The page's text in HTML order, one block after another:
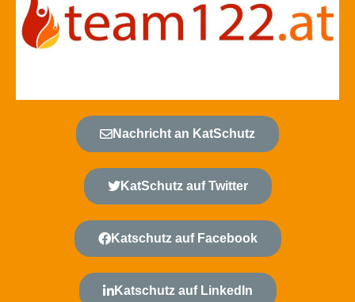
Nachricht an KatSchutz
KatSchutz auf Twitter
Katschutz auf Facebook
Katschutz auf LinkedIn